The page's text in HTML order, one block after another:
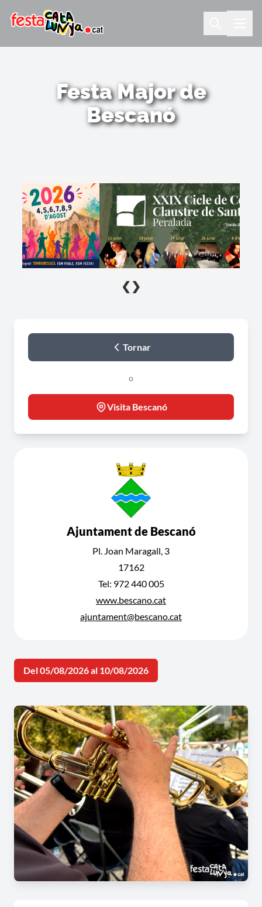
Festa Major de
Bescanó
❮ ❯
Tornar
o
Visita Bescanó
Ajuntament de Bescanó
Pl. Joan Maragall, 3
17162
Tel: 972 440 005
www.bescano.cat
ajuntament@bescano.cat
Del 05/08/2026 al 10/08/2026